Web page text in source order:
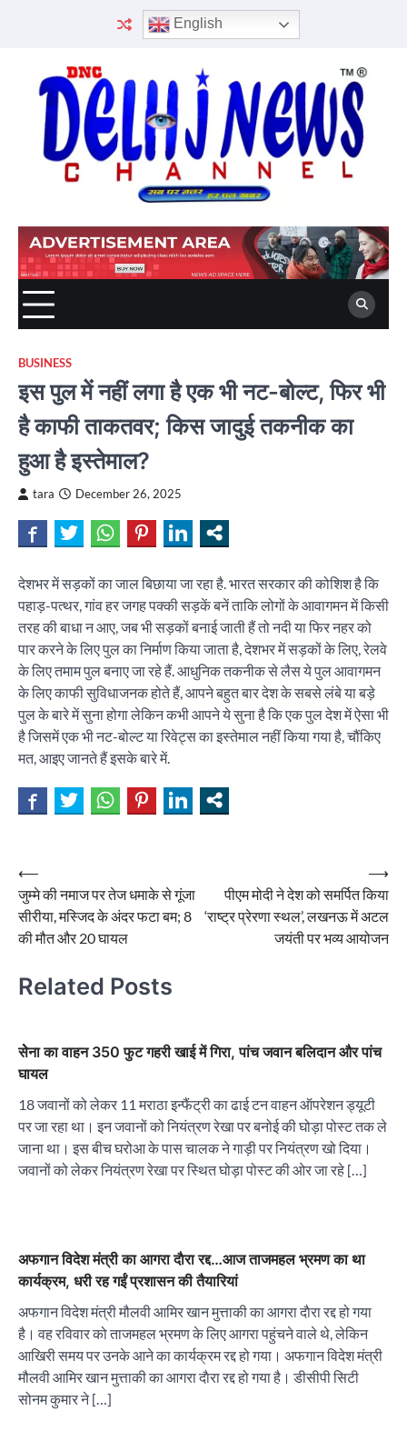
English
BUSINESS
इस पुल में नहीं लगा है एक भी नट-बोल्ट, फिर भी
है काफी ताकतवर; किस जादुई तकनीक का
हुआ है इस्तेमाल?
tara December 26, 2025
देशभर में सड़कों का जाल बिछाया जा रहा है. भारत सरकार की कोशिश है कि
पहाड़-पत्थर, गांव हर जगह पक्की सड़कें बनें ताकि लोगों के आवागमन में किसी
तरह की बाधा न आए, जब भी सड़कों बनाई जाती हैं तो नदी या फिर नहर को
पार करने के लिए पुल का निर्माण किया जाता है, देशभर में सड़कों के लिए, रेलवे
के लिए तमाम पुल बनाए जा रहे हैं. आधुनिक तकनीक से लैस ये पुल आवागमन
के लिए काफी सुविधाजनक होते हैं, आपने बहुत बार देश के सबसे लंबे या बड़े
पुल के बारे में सुना होगा लेकिन कभी आपने ये सुना है कि एक पुल देश में ऐसा भी
है जिसमें एक भी नट-बोल्ट या रिवेट्स का इस्तेमाल नहीं किया गया है, चौंकिए
मत, आइए जानते हैं इसके बारे में.
Post
navigation
⟵
जुम्मे की नमाज पर तेज धमाके से गूंजा
सीरीया, मस्जिद के अंदर फटा बम; 8
की मौत और 20 घायल
पीएम मोदी ने देश को समर्पित किया
‘राष्ट्र प्रेरणा स्थल’, लखनऊ में अटल
जयंती पर भव्य आयोजन
⟶
Related Posts
सेेना का वाहन 350 फुट गहरी खाई में गिरा, पांच जवान बलिदान और पांच
घायल
18 जवानों को लेकर 11 मराठा इन्फैंट्री का ढाई टन वाहन ऑपरेशन ड्यूटी
पर जा रहा था। इन जवानों को नियंत्रण रेखा पर बनोई की घोड़ा पोस्ट तक ले
जाना था। इस बीच घरोआ के पास चालक ने गाड़ी पर नियंत्रण खो दिया।
जवानों को लेकर नियंत्रण रेखा पर स्थित घोड़ा पोस्ट की ओर जा रहे […]
अफगान विदेश मंत्री का आगरा दाैरा रद्द…आज ताजमहल भ्रमण का था
कार्यक्रम, धरी रह गईं प्रशासन की तैयारियां
अफगान विदेश मंत्री मौलवी आमिर खान मुत्ताकी का आगरा दाैरा रद्द हो गया
है। वह रविवार को ताजमहल भ्रमण के लिए आगरा पहुंचने वाले थे, लेकिन
आखिरी समय पर उनके आने का कार्यक्रम रद्द हो गया। अफगान विदेश मंत्री
मौलवी आमिर खान मुत्ताकी का आगरा दाैरा रद्द हो गया है। डीसीपी सिटी
सोनम कुमार ने […]